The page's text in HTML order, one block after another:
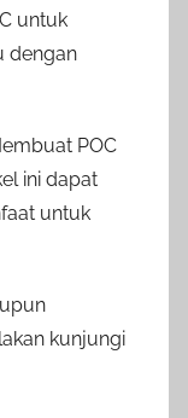
untuk
dengan
POC
ini dapat
untuk
kunjungi